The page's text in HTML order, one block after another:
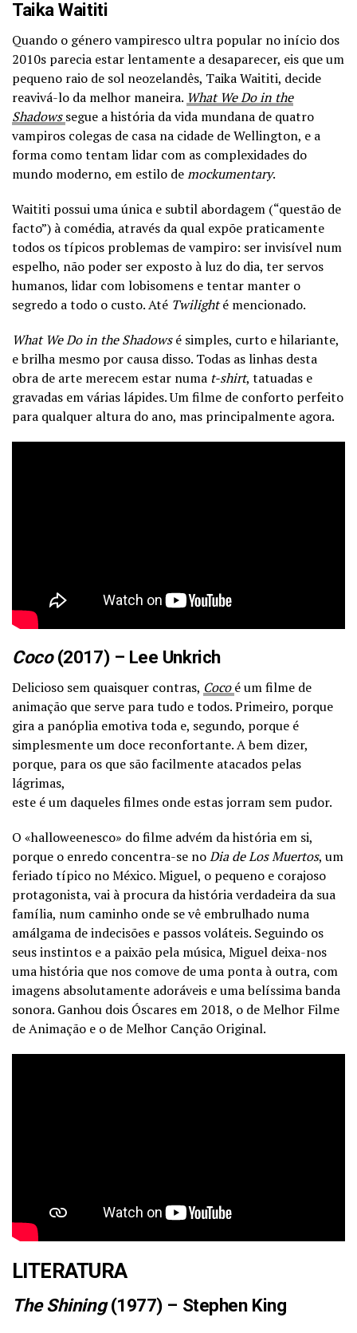
Taika Waititi
Quando o género vampiresco ultra popular no início dos
2010s parecia estar lentamente a desaparecer, eis que um
pequeno raio de sol neozelandês, Taika Waititi, decide
reavivá-lo da melhor maneira. What We Do in the
Shadows segue a história da vida mundana de quatro
vampiros colegas de casa na cidade de Wellington, e a
forma como tentam lidar com as complexidades do
mundo moderno, em estilo demockumentary.
Waititi possui uma única e subtil abordagem (“questão de
facto”) à comédia, através da qual expõe praticamente
todos os típicos problemas de vampiro: ser invisível num
espelho, não poder ser exposto à luz do dia, ter servos
humanos, lidar com lobisomens e tentar manter o
segredo a todo o custo. Até Twilighté mencionado.
What We Do in the Shadowsé simples, curto e hilariante,
e brilha mesmo por causa disso. Todas as linhas desta
obra de arte merecem estar numa t-shirt, tatuadas e
gravadas em várias lápides. Um filme de conforto perfeito
para qualquer altura do ano, mas principalmente agora.
Coco(2017) – Lee Unkrich
Delicioso sem quaisquer contras, Coco é um filme de
animação que serve para tudo e todos. Primeiro, porque
gira a panóplia emotiva toda e, segundo, porque é
simplesmente um doce reconfortante.A bem dizer,
porque, para os que são facilmente atacados pelas
lágrimas,
este é um daqueles filmes onde estas jorram sem pudor.
O «halloweenesco» do filme advém da história em si,
porque o enredo concentra-se noDia de Los Muertos, um
feriado típico no México. Miguel, o pequeno e corajoso
protagonista, vai à procura da história verdadeira da sua
família, num caminho onde se vê embrulhado numa
amálgama de indecisões e passos voláteis. Seguindo os
seus instintos e a paixão pela música, Miguel deixa-nos
uma história que nos comove de uma ponta à outra, com
imagens absolutamente adoráveis e uma belíssima banda
sonora. Ganhou dois Óscares em 2018, o de Melhor Filme
de Animação e o de Melhor Canção Original.
LITERATURA
The Shining(1977) – Stephen King